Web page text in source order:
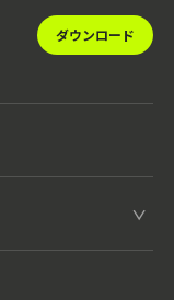
ダウンロード